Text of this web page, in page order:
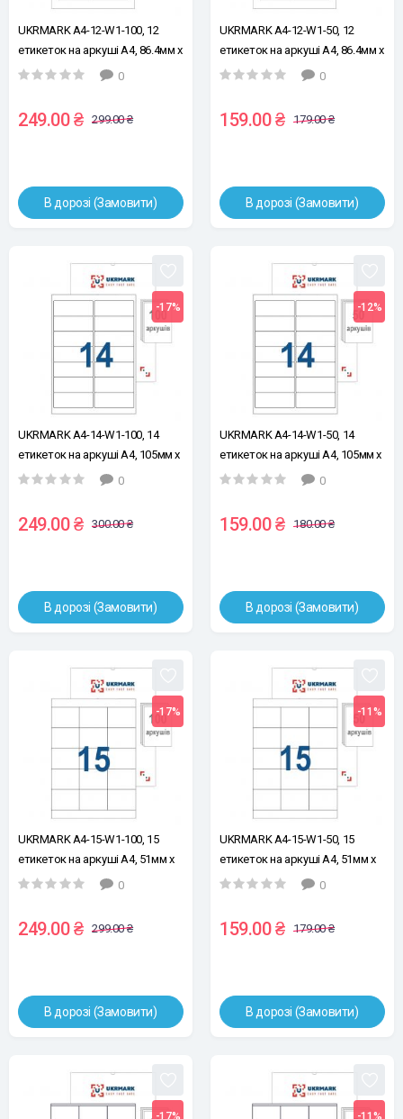
UKRMARK A4-12-W1-100, 12
етикеток на аркуші А4, 86.4мм х
42.3мм, уп.100 арк., універсальні
0
249.00 ₴ 299.00 ₴
В дорозі (Замовити)
UKRMARK A4-12-W1-50, 12
етикеток на аркуші А4, 86.4мм х
42.3мм, уп.50 аркушів,
етикетки
0
159.00 ₴ 179.00 ₴
В дорозі (Замовити)
-17%
UKRMARK A4-14-W1-100, 14
етикеток на аркуші А4, 105мм х
42,4мм, білі, уп.100 арк,
0
249.00 ₴ 300.00 ₴
В дорозі (Замовити)
-12%
UKRMARK A4-14-W1-50, 14
етикеток на аркуші А4, 105мм х
42,4мм, білі, уп.50 арк, етикетки
0
159.00 ₴ 180.00 ₴
В дорозі (Замовити)
-17%
UKRMARK A4-15-W1-100, 15
етикеток на аркуші А4, 51мм х
70мм, уп.100 л, універсальні
0
249.00 ₴ 299.00 ₴
В дорозі (Замовити)
-11%
UKRMARK A4-15-W1-50, 15
етикеток на аркуші А4, 51мм х
70мм, упакова 50 листів,
етикетки
0
159.00 ₴ 179.00 ₴
В дорозі (Замовити)
-17% -11%